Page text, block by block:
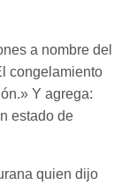
a nombre del
congelamiento
Y agrega:
estado de
quien dijo